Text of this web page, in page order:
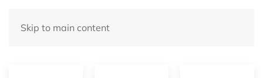
Skip to main content